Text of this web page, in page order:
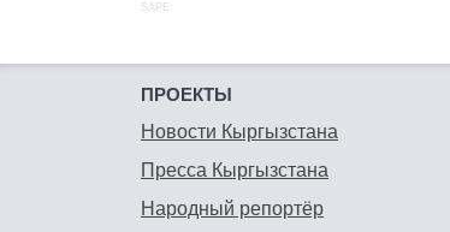
SAPE:
ПРОЕКТЫ
Новости Кыргызстана
Пресса Кыргызстана
Народный репортёр